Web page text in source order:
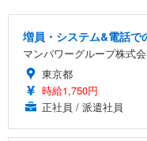
増員・システム&電話で
マンパワーグループ株式
東京都
時給1,750円
正社員 / 派遣社員